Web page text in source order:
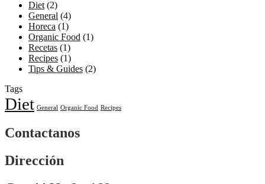
Diet (2)
General (4)
Horeca (1)
Organic Food (1)
Recetas (1)
Recipes (1)
Tips & Guides (2)
Tags
Diet General Organic Food Recipes
Contactanos
Dirección